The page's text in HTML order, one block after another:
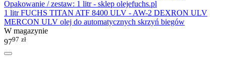
1 litr FUCHS TITAN ATF 8400 ULV - AW-2 DEXRON ULV
MERCON ULV olej do automatycznych skrzyń biegów
W magazynie
9797 zł